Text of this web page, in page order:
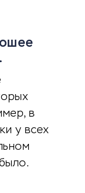
в
у всех